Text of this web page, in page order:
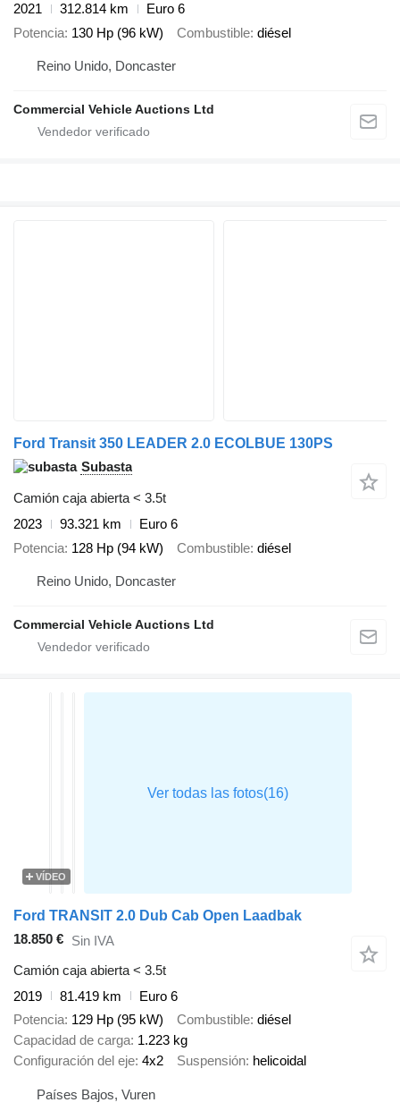
2021
312.814 km
Euro 6
Potencia 130 Hp (96 kW) Combustible diésel
Reino Unido, Doncaster
Commercial Vehicle Auctions Ltd
Ford Transit 350 LEADER 2.0 ECOLBUE 130PS
Subasta
Camión caja abierta < 3.5t
2023
93.321 km
Euro 6
Potencia 128 Hp (94 kW) Combustible diésel
Reino Unido, Doncaster
Commercial Vehicle Auctions Ltd
VÍDEO
Ford TRANSIT 2.0 Dub Cab Open Laadbak
18.850 € Sin IVA
Camión caja abierta < 3.5t
2019
81.419 km
Euro 6
Potencia 129 Hp (95 kW) Combustible diésel
Capacidad de carga 1.223 kg
Configuración del eje 4x2 Suspensión helicoidal
Países Bajos, Vuren